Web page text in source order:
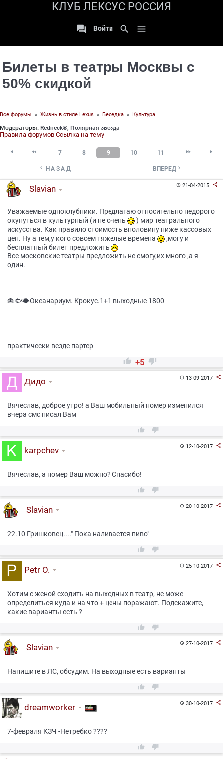
КЛУБ ЛЕКСУС РОССИЯ
 Войти search 
Билеты в театры Москвы с
50% скидкой
Все форумы » Жизнь в стиле Lexus » Беседка » Культура
Модераторы: Redneck®, Полярная звезда
Правила форумов Ссылка на тему
  7 8 9 10 11  
 НАЗАД ВПЕРЕД 
 21-04-2015 
Slavian
Уважаемые одноклубники. Предлагаю относительно недорого
окунуться в культурный (и не очень
) мир театрального
искусства. Как правило стоимость вполовину ниже кассовых
цен. Ну а тем,у кого совсем тяжелые времена
,могу и
бесплатный билет предложить
Все московские театры предложить не смогу,их много ,а я
один.
🐙🐟🐡Океанариум. Крокус.1+1 выходные 1800
практически везде партер
 +5 
13-09-2017 
Дидо
Вячеслав, доброе утро! а Ваш мобильный номер изменился
вчера смс писал Вам
 
12-10-2017 
karpchev
Вячеслав, а номер Ваш можно? Спасибо!
 
20-10-2017 
Slavian
22.10 Гришковец...." Пока наливается пиво"
 
25-10-2017 
Petr O.
Хотим с женой сходить на выходных в театр, не може
определиться куда и на что + цены поражают. Подскажите,
какие варианты есть ?
 
27-10-2017 
Slavian
Напишите в ЛС, обсудим. На выходные есть варианты
 
30-10-2017 
dreamworker
7-февраля КЗЧ -Нетребко ????
 